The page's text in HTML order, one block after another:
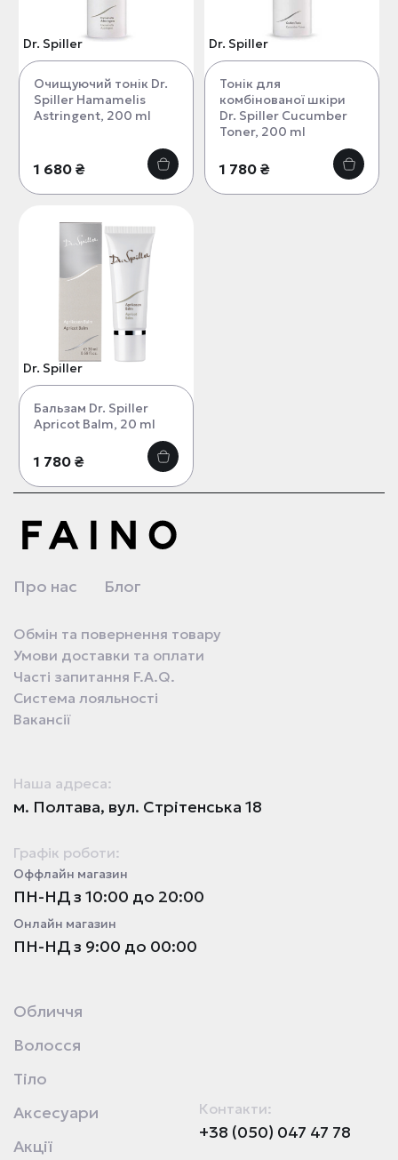
Dr. Spiller
Очищуючий тонік Dr.
Spiller Hamamelis
Astringent, 200 ml
1 680 ₴
Dr. Spiller
Тонік для
комбінованої шкіри
Dr. Spiller Cucumber
Toner, 200 ml
1 780 ₴
Dr. Spiller
Бальзам Dr. Spiller
Apricot Balm, 20 ml
1 780 ₴
Про нас Блог
Обмін та повернення товару
Умови доставки та оплати
Часті запитання F.A.Q.
Система лояльності
Вакансії
Наша адреса:
м. Полтава, вул. Стрітенська 18
Графік роботи:
Оффлайн магазин
ПН-НД з 10:00 до 20:00
Онлайн магазин
ПН-НД з 9:00 до 00:00
Контакти:
+38 (050) 047 47 78
Обличчя
Волосся
Тіло
Аксесуари
Акції